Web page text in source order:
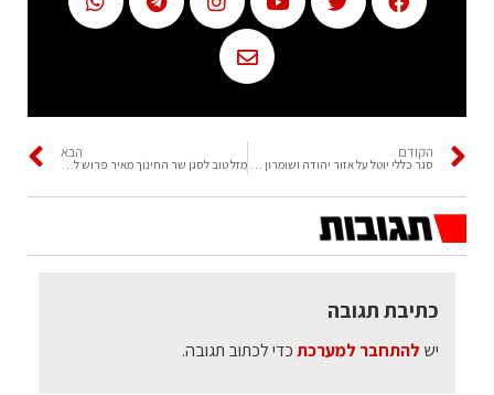
הקודם הבא
כתיבת תגובה
יש להתחבר למערכתכדי לכתוב תגובה.